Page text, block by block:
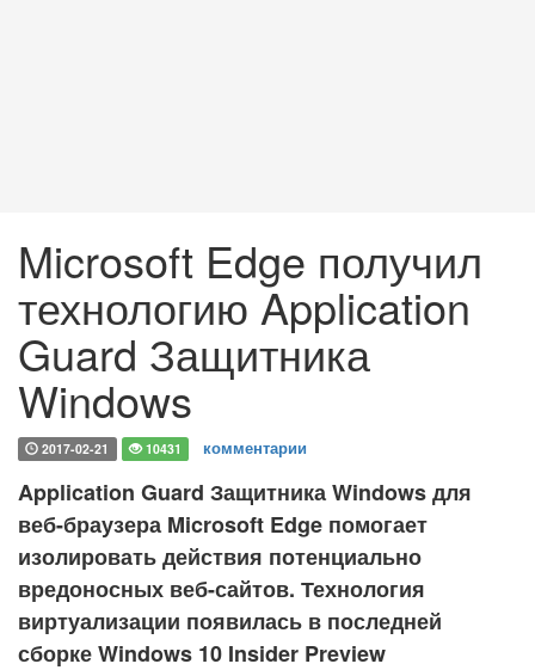
Microsoft Edge получил
технологию Application
Guard Защитника
Windows
2017-02-21 10431 комментарии
Application Guard Защитника Windows для
веб-браузера Microsoft Edge помогает
изолировать действия потенциально
вредоносных веб-сайтов. Технология
виртуализации появилась в последней
сборке Windows 10 Insider Preview